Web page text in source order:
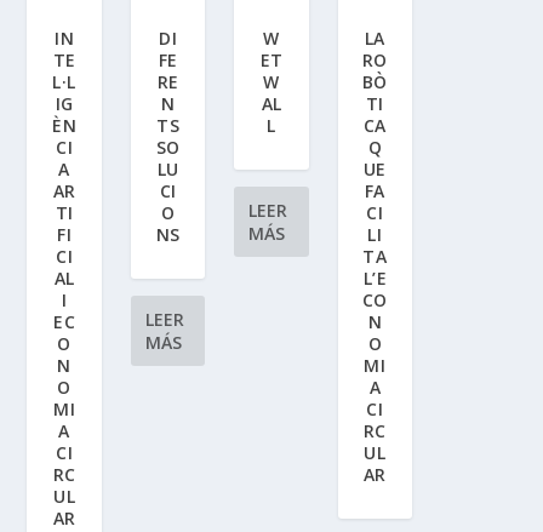
IN
TE
L·L
IG
ÈN
CI
A
AR
TI
FI
CI
AL
I
EC
O
N
O
MI
A
CI
RC
UL
AR
DI
FE
RE
N
TS
SO
LU
CI
O
NS
LEER
MÁS
W
ET
W
AL
L
LEER
MÁS
LA
RO
BÒ
TI
CA
Q
UE
FA
CI
LI
TA
L’E
CO
N
O
MI
A
CI
RC
UL
AR